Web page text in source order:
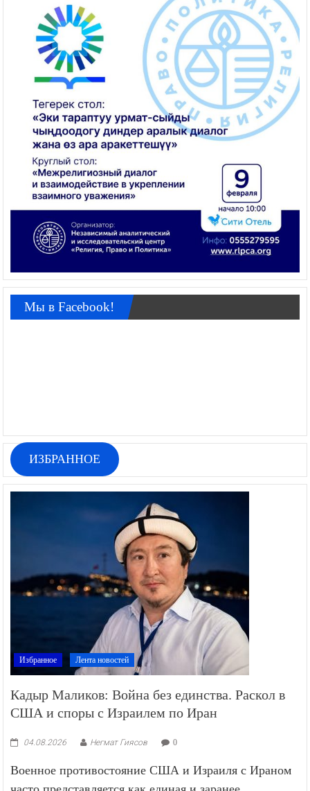
Мы в Facebook!
ИЗБРАННОЕ
Избранное Лента новостей
Кадыр Маликов: Война без единства. Раскол в
США и споры с Израилем по Иран
04.08.2026 Негмат Гиясов 0
Военное противостояние США и Израиля с Ираном